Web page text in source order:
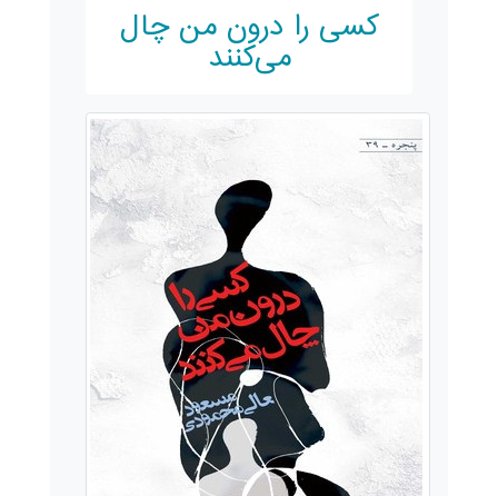
کسی را درون من چال
می‌کنند